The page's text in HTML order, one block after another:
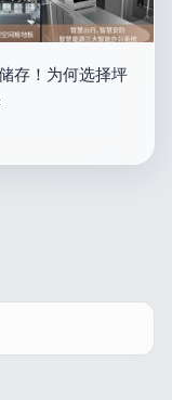
存！为何选择坪